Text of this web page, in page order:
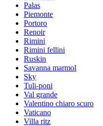
Palas
Piemonte
Portoro
Renoir
Rimini
Rimini fellini
Ruskin
Savanna marmol
Sky
Tuli-poni
Val grande
Valentino chiaro scuro
Vaticano
Villa ritz